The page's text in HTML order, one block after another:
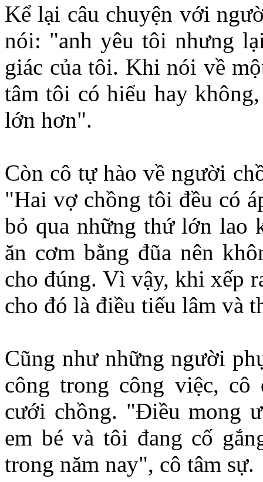
Kể lại câu chuyện với
nói: "anh yêu tôi nhưng
giác của tôi. Khi nói về
tâm tôi có hiểu hay
lớn hơn".
Còn cô tự hào về người
"Hai vợ chồng tôi đều có
bỏ qua những thứ lớn lao
ăn cơm bằng đũa nên
cho đúng. Vì vậy, khi xếp
cho đó là điều tiếu lâm và
Cũng như những người
công trong công việc, cô
cưới chồng. "Điều mong
em bé và tôi đang cố
trong năm nay", cô tâm sự.